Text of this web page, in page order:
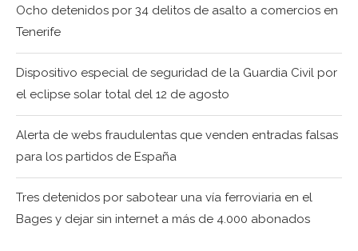
Ocho detenidos por 34 delitos de asalto a comercios en
Tenerife
Dispositivo especial de seguridad de la Guardia Civil por
el eclipse solar total del 12 de agosto
Alerta de webs fraudulentas que venden entradas falsas
para los partidos de España
Tres detenidos por sabotear una vía ferroviaria en el
Bages y dejar sin internet a más de 4.000 abonados